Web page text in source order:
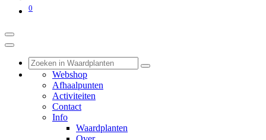
0
Webshop
Afhaalpunten
Activiteiten
Contact
Info
Waardplanten